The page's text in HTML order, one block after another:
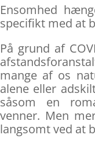
Ensomhed
specifikt med at
På grund af
mange af os
alene eller
såsom en
venner. Men
langsomt ved at